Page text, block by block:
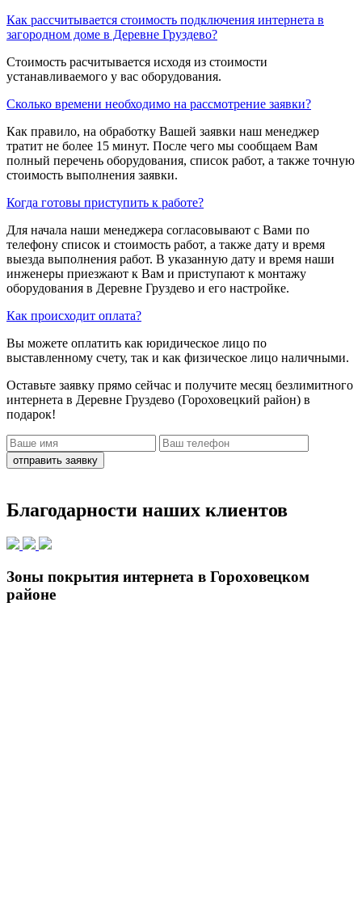
Как рассчитывается стоимость подключения интернета в
загородном доме в Деревне Груздево?
Стоимость расчитывается исходя из стоимости
устанавливаемого у вас оборудования.
Сколько времени необходимо на рассмотрение заявки?
Как правило, на обработку Вашей заявки наш менеджер
тратит не более 15 минут. После чего мы сообщаем Вам
полный перечень оборудования, список работ, а также точную
стоимость выполнения заявки.
Когда готовы приступить к работе?
Для начала наши менеджера согласовывают с Вами по
телефону список и стоимость работ, а также дату и время
выезда выполнения работ. В указанную дату и время наши
инженеры приезжают к Вам и приступают к монтажу
оборудования в Деревне Груздево и его настройке.
Как происходит оплата?
Вы можете оплатить как юридическое лицо по
выставленному счету, так и как физическое лицо наличными.
Оставьте заявку прямо сейчас и получите месяц безлимитного
интернета в Деревне Груздево (Гороховецкий район) в
подарок!
отправить заявку
Благодарности наших клиентов
Зоны покрытия интернета в Гороховецком
районе